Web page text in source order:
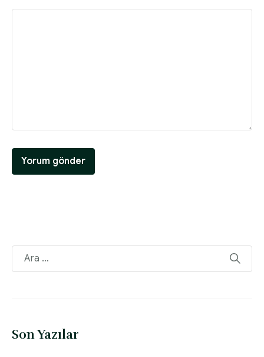
Son Yazılar